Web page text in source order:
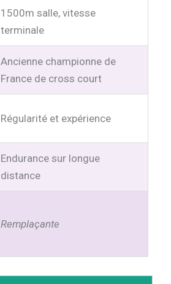
1500m salle, vitesse
terminale
Ancienne championne de
France de cross court
Régularité et expérience
Endurance sur longue
distance
Remplaçante